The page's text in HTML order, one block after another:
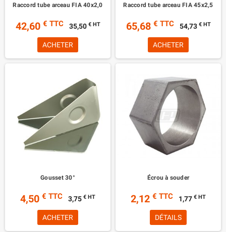
Raccord tube arceau FIA 40x2,0
42,60 € TTC 35,50 € HT
ACHETER
Raccord tube arceau FIA 45x2,5
65,68 € TTC 54,73 € HT
ACHETER
Gousset 30°
4,50 € TTC 3,75 € HT
ACHETER
Écrou à souder
2,12 € TTC 1,77 € HT
DÉTAILS